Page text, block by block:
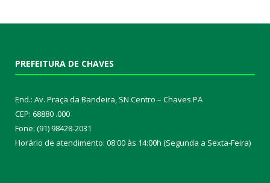
PREFEITURA DE CHAVES
End.: Av. Praça da Bandeira, SN Centro – Chaves PA
CEP: 68880 .000
Fone: (91) 98428-2031
Horário de atendimento: 08:00 às 14:00h (Segunda a Sexta-Feira)